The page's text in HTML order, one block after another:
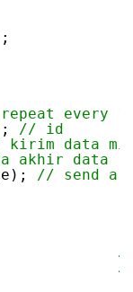
every
; // id
kirim data
akhir data
// send a
//